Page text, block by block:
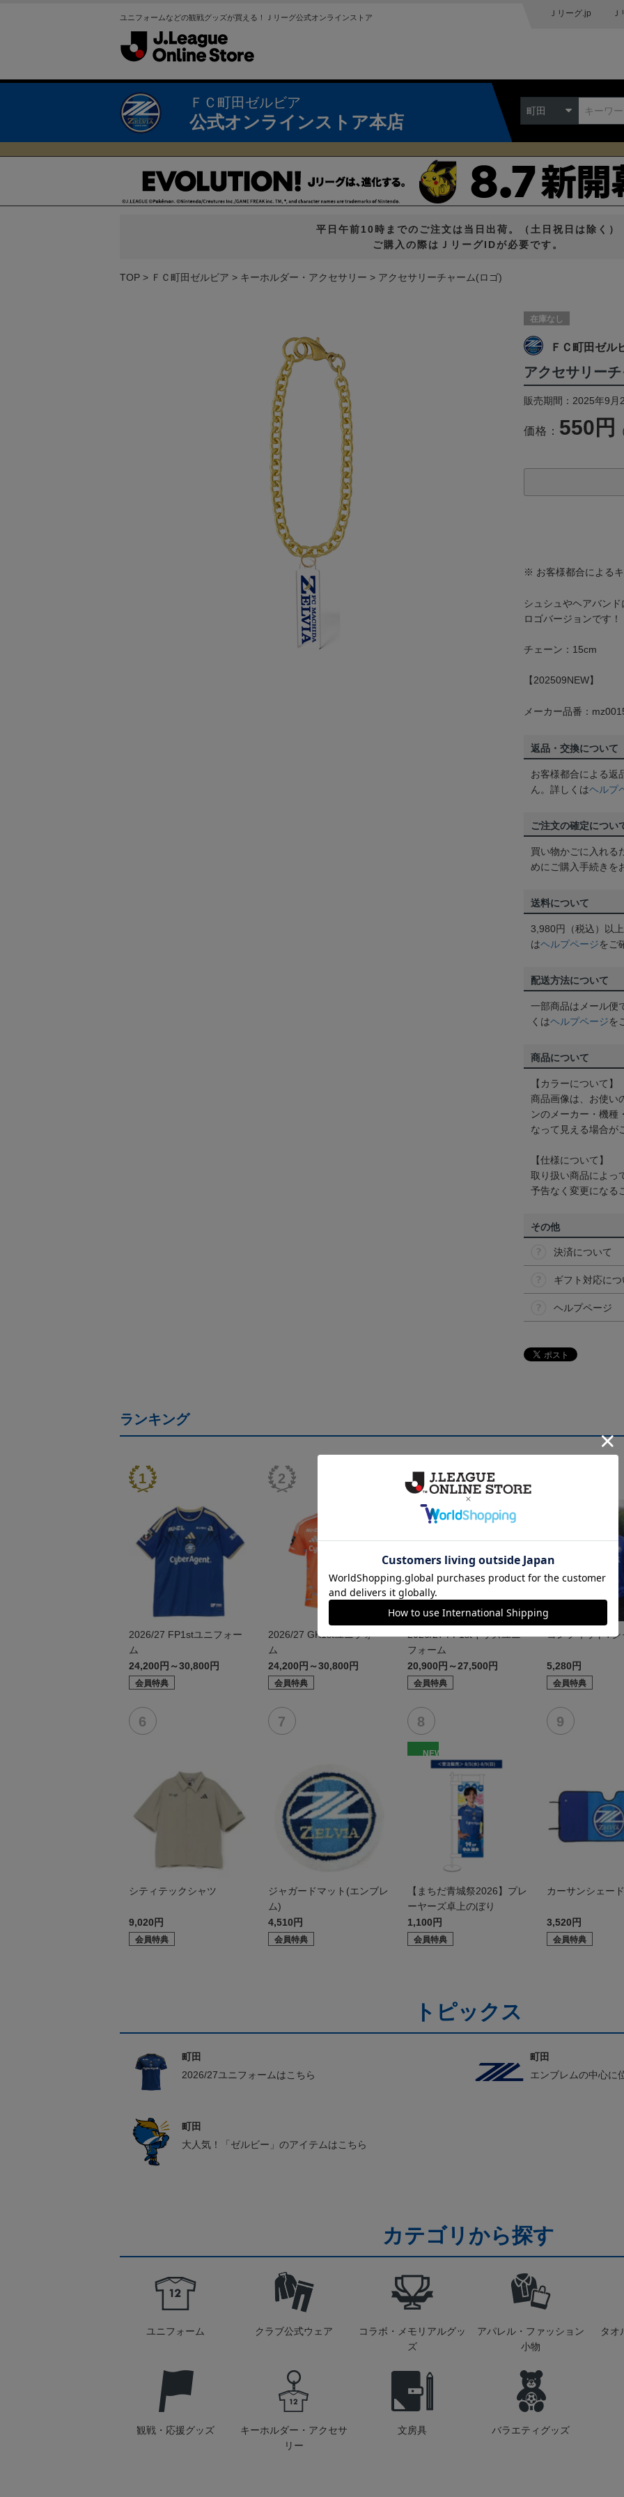
ユニフォームなどの観戦グッズが買える！Ｊリーグ公式オンラインストア Ｊリーグ.jp
ＦＣ町田ゼルビア
公式オンラインストア本店
町田
平日午前10時までのご注文は当日出荷。（土日祝日は除く）
ご購入の際はＪリーグIDが必要です。
TOP ＦＣ町田ゼルビア キーホルダー・アクセサリー アクセサリーチャーム(ロゴ)
在庫なし
ＦＣ町田ゼル
アクセサリー
販売期間：2025年9
価格： 550円
※ お客様都合による
シュシュやヘアバン
ロゴバージョンです！
チェーン：15cm
【202509NEW】
メーカー品番：
返品・交換について
お客様都合による返
ん。詳しくはヘルプ
ご注文の確定につい
買い物かごに入れる
めにご購入手続きを
送料について
3,980円（税込）以
はヘルプページをご
配送方法について
一部商品はメール便
くはヘルプページを
商品について
【カラーについて】
商品画像は、お使い
ンのメーカー・機種
なって見える場合が
【仕様について】
取り扱い商品によっ
予告なく変更になる
その他
決済について
ギフト対応に
ヘルプページ
ランキング
2026/27 FP1stユニフォー
ム
24,200円～30,800円
会員特典
2026/27 GK1stユニフォー
ム
24,200円～30,800円
会員特典
2026/27 FP1stキッズユニ
フォーム
20,900円～27,500円
会員特典
コンフィットTシ
5,280円
会員特典
シティテックシャツ
9,020円
会員特典
ジャガードマット(エンブレ
ム)
4,510円
会員特典
NEW
【まちだ青城祭2026】プレ
ーヤーズ卓上のぼり
1,100円
会員特典
カーサンシェード
3,520円
会員特典
トピックス
町田
2026/27ユニフォームはこちら
町田
エンブレムの中心に
町田
大人気！「ゼルビー」のアイテムはこちら
カテゴリから探す
ユニフォーム クラブ公式ウェア
コラボ・メモリアルグッ
ズ
アパレル・ファッション
小物
タオ
観戦・応援グッズ
キーホルダー・アクセサ
リー
文房具 バラエティグッズ